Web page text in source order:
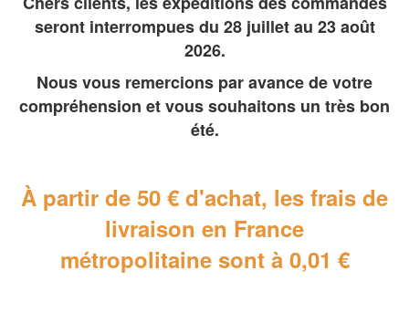
seront interrompues du 28 juillet au 23 août
2026.
Nous vous remercions par avance de votre
compréhension et vous souhaitons un très bon
été.
À partir de 50 € d'achat, les frais de
livraison en France
métropolitainesont à 0,01 €